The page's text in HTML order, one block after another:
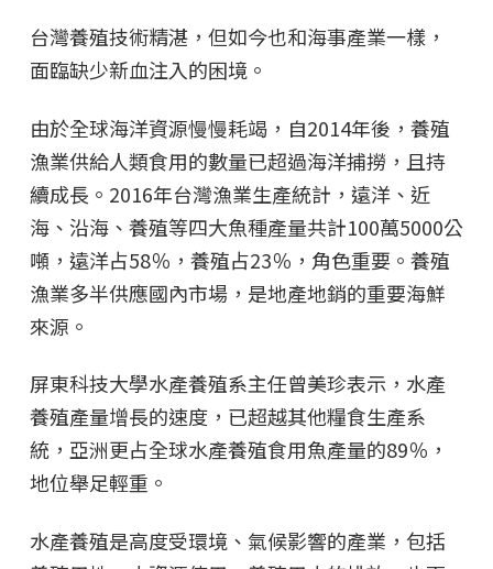
台灣養殖技術精湛，但如今也和海事產業一樣，
面臨缺少新血注入的困境。
由於全球海洋資源慢慢耗竭，自2014年後，養殖
漁業供給人類食用的數量已超過海洋捕撈，且持
續成長。2016年台灣漁業生產統計，遠洋、近
海、沿海、養殖等四大魚種產量共計100萬5000公
噸，遠洋占58％，養殖占23％，角色重要。養殖
漁業多半供應國內市場，是地產地銷的重要海鮮
來源。
屏東科技大學水產養殖系主任曾美珍表示，水產
養殖產量增長的速度，已超越其他糧食生產系
統，亞洲更占全球水產養殖食用魚產量的89％，
地位舉足輕重。
水產養殖是高度受環境、氣候影響的產業，包括